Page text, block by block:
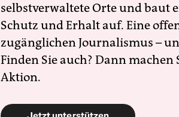
selbstverwaltete Orte und baut
Schutz und Erhalt auf. Eine
zugänglichen Journalismus –
Finden Sie auch? Dann
Aktion.